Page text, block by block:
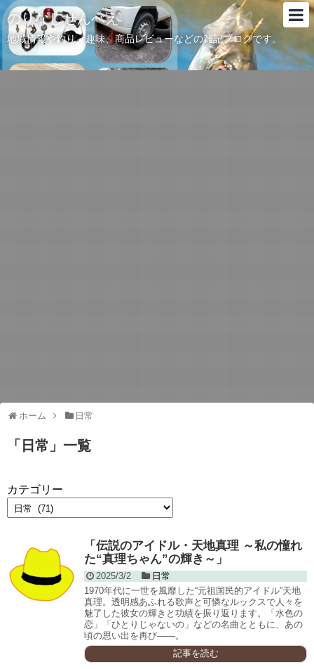
のりなしせんべえ
地域情報や釣り、趣味、商品レビューなどの雑記ブログです。
ホーム 日常
「 日常 」 一覧
カテゴリー
「伝説のアイドル・天地真理 ～私の憧れ
た“真理ちゃん”の輝き～」
2025/3/2
日常
1970年代に一世を風靡した“元祖国民的アイドル”天地
真理。透明感あふれる歌声と可憐なルックスで人々を
魅了した彼女の輝きと功績を振り返ります。「水色の
恋」「ひとりじゃないの」などの名曲とともに、あの
頃の思い出を再び――。
記事を読む